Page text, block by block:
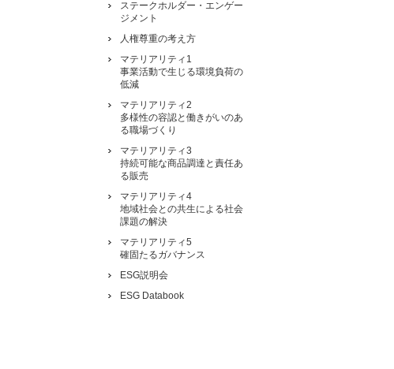
ステークホルダー・エンゲー
ジメント
人権尊重の考え方
マテリアリティ1
事業活動で生じる環境負荷の
低減
マテリアリティ2
多様性の容認と働きがいのあ
る職場づくり
マテリアリティ3
持続可能な商品調達と責任あ
る販売
マテリアリティ4
地域社会との共生による社会
課題の解決
マテリアリティ5
確固たるガバナンス
ESG説明会
ESG Databook